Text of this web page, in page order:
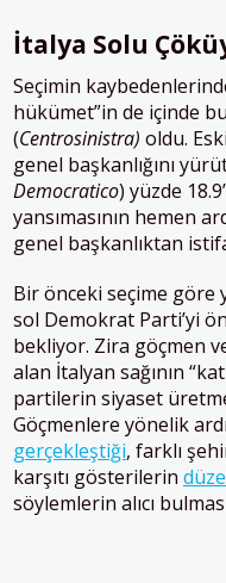
İtalya Solu
Seçimin
hükümet”in de içinde
(Centrosinistra) oldu.
genel başkanlığını
Democratico) yüzde
yansımasının hemen
genel başkanlıktan
Bir önceki seçime göre
sol Demokrat Parti’yi
bekliyor. Zira göçmen
alan İtalyan sağının
partilerin siyaset
Göçmenlere yönelik
gerçekleştiği, farklı
karşıtı gösterilerin
söylemlerin alıcı